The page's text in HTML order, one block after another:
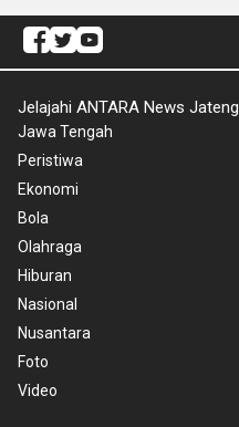
Jelajahi ANTARA News Jateng
Jawa Tengah
Peristiwa
Ekonomi
Bola
Olahraga
Hiburan
Nasional
Nusantara
Foto
Video